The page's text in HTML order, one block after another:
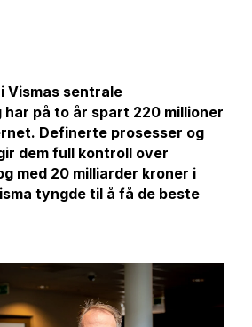
Vismas sentrale
har på to år spart 220 millioner
Definerte prosesser og
dem full kontroll over
med 20 milliarder kroner i
tyngde til å få de beste